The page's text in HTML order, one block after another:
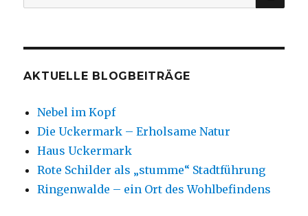
nach:
AKTUELLE BLOGBEITRÄGE
Nebel im Kopf
Die Uckermark – Erholsame Natur
Haus Uckermark
Rote Schilder als „stumme“ Stadtführung
Ringenwalde – ein Ort des Wohlbefindens